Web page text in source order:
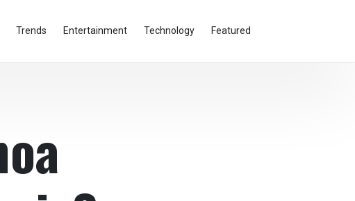
Trends Entertainment Technology Featured